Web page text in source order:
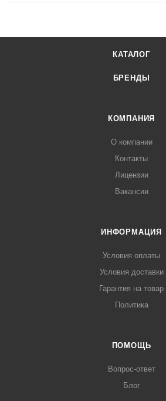
КАТАЛОГ
БРЕНДЫ
КОМПАНИЯ
О компании
Контакты
Лицензии
Вакансии
ИНФОРМАЦИЯ
Условия оплаты
Условия доставки
Гарантия на товар
Политика
ПОМОЩЬ
Вопрос-ответ
Блог